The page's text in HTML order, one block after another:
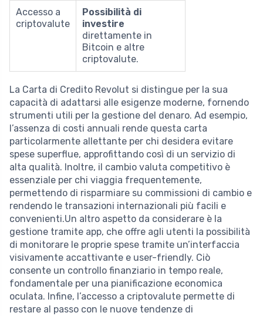
Accesso a
criptovalute
Possibilità di
investire
direttamente in
Bitcoin e altre
criptovalute.
La Carta di Credito Revolut si distingue per la sua
capacità di adattarsi alle esigenze moderne, fornendo
strumenti utili per la gestione del denaro. Ad esempio,
l’assenza di costi annuali rende questa carta
particolarmente allettante per chi desidera evitare
spese superflue, approfittando così di un servizio di
alta qualità. Inoltre, il cambio valuta competitivo è
essenziale per chi viaggia frequentemente,
permettendo di risparmiare su commissioni di cambio e
rendendo le transazioni internazionali più facili e
convenienti.Un altro aspetto da considerare è la
gestione tramite app, che offre agli utenti la possibilità
di monitorare le proprie spese tramite un’interfaccia
visivamente accattivante e user-friendly. Ciò
consente un controllo finanziario in tempo reale,
fondamentale per una pianificazione economica
oculata. Infine, l’accesso a criptovalute permette di
restare al passo con le nuove tendenze di